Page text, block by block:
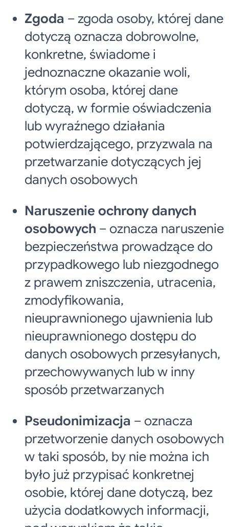
Zgoda – zgoda osoby, której dane
dotyczą oznacza dobrowolne,
konkretne, świadome i
jednoznaczne okazanie woli,
którym osoba, której dane
dotyczą, w formie oświadczenia
lub wyraźnego działania
potwierdzającego, przyzwala na
przetwarzanie dotyczących jej
danych osobowych
Naruszenie ochrony danych
osobowych – oznacza naruszenie
bezpieczeństwa prowadzące do
przypadkowego lub niezgodnego
z prawem zniszczenia, utracenia,
zmodyfikowania,
nieuprawnionego ujawnienia lub
nieuprawnionego dostępu do
danych osobowych przesyłanych,
przechowywanych lub w inny
sposób przetwarzanych
Pseudonimizacja – oznacza
przetworzenie danych osobowych
w taki sposób, by nie można ich
było już przypisać konkretnej
osobie, której dane dotyczą, bez
użycia dodatkowych informacji,